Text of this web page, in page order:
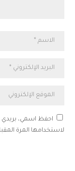
احفظ اسمي، بريدي
لاستخدامها المرة